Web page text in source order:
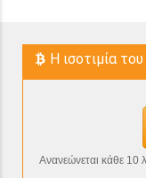
H ισοτιμία
Ανανεώνεται κάθε 10